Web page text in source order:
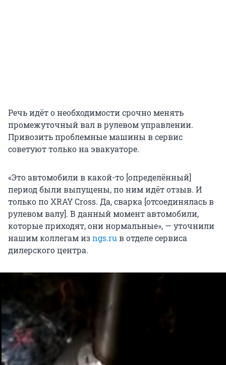
Речь идёт о необходимости срочно менять
промежуточный вал в рулевом управлении.
Привозить проблемные машины в сервис
советуют только на эвакуаторе.
«Это автомобили в какой-то [определённый]
период были выпущены, по ним идёт отзыв. И
только по XRAY Cross. Да, сварка [отсоединялась в
рулевом валу]. В данный момент автомобили,
которые приходят, они нормальные», — уточнили
нашим коллегам изngs.ruв отделе сервиса
дилерского центра.